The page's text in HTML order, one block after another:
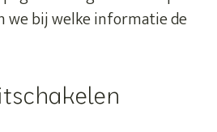
we bij welke informatie de